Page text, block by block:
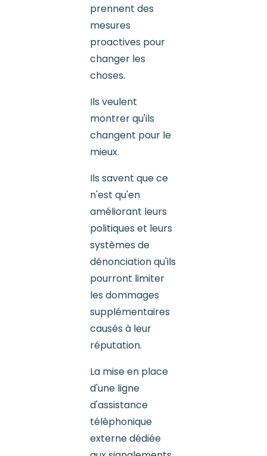
prennent des
mesures
proactives pour
changer les
choses.
Ils veulent
montrer qu'ils
changent pour le
mieux.
Ils savent que ce
n'est qu'en
améliorant leurs
politiques et leurs
systèmes de
dénonciation qu'ils
pourront limiter
les dommages
supplémentaires
causés à leur
réputation.
La mise en place
d'une ligne
d'assistance
téléphonique
externe dédiée